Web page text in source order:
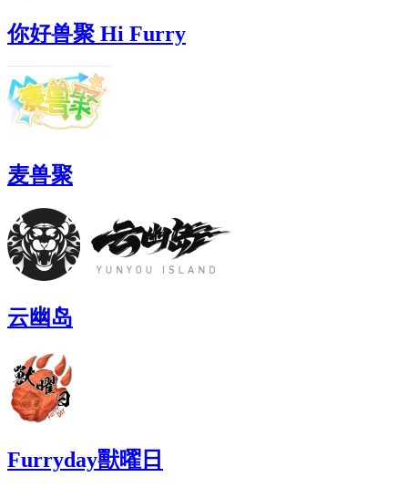
你好兽聚 Hi Furry
麦兽聚
云幽岛
Furryday獸曜日